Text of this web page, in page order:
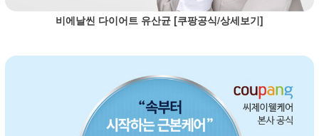
비에날씬 다이어트 유산균 [쿠팡공식/상세보기]